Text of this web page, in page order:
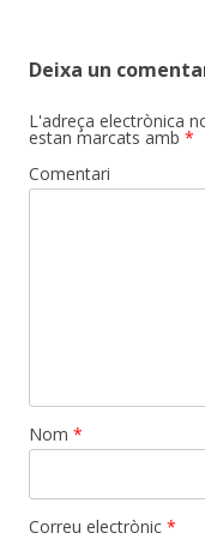
Deixa un
L'adreça electrònica
estan marcats amb *
Comentari
Nom *
Correu electrònic *